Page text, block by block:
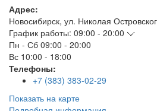
Адрес:
Новосибирск, ул. Николая
График работы: 09:00 - 20:00
Пн - Сб 09:00 - 20:00
Вс 10:00 - 18:00
Телефоны:
+7 (383) 383-02-29
Показать на карте